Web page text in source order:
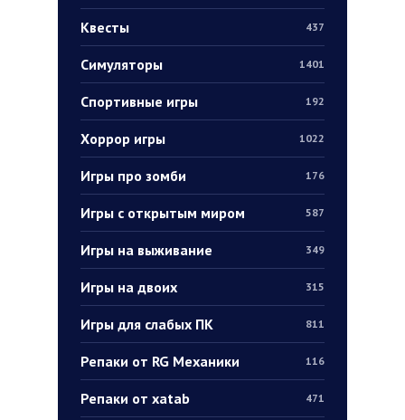
Квесты 437
Симуляторы 1401
Спортивные игры 192
Хоррор игры 1022
Игры про зомби 176
Игры с открытым миром 587
Игры на выживание 349
Игры на двоих 315
Игры для слабых ПК 811
Репаки от RG Механики 116
Репаки от xatab 471